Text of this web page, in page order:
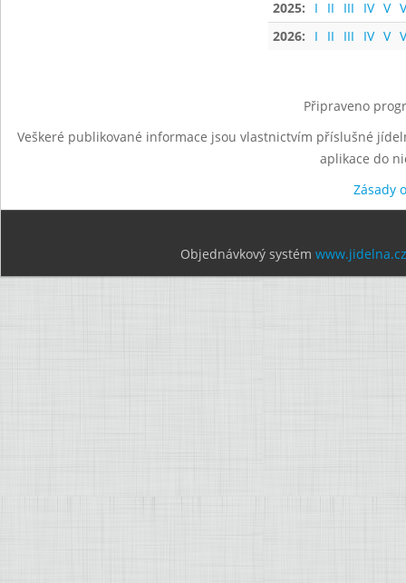
2025:
I II III IV V
2026:
I II III IV V
Připraveno
Veškeré publikované informace jsou vlastnictvím příslušné
aplikace do
Zásady
Objednávkový systém www.jidelna.cz